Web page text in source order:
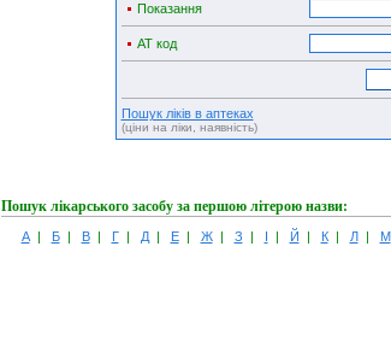
Показання
АТ код
Пошук ліків в аптеках
(ціни на ліки, наявність)
Пошук лікарського засобу за першою літерою назви:
А| Б| В| Г| Д| Е| Ж| З | І | Й | К| Л| М